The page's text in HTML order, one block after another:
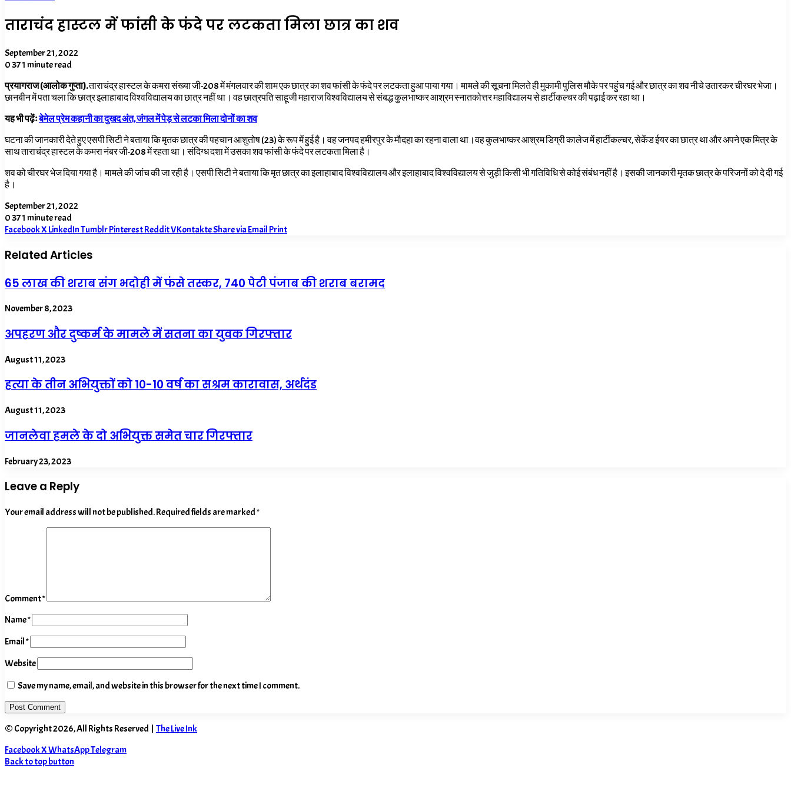
ताराचंद हास्टल में फांसी के फंदे पर लटकता मिला छात्र का शव
September 21, 2022
0371 minute read
प्रयागराज (आलोक गुप्ता).ताराचंद्र हास्टल के कमरा संख्या जी-208 में मंगलवार की शाम एक छात्र का शव फांसी के फंदे पर लटकता हुआ पाया गया। मामले की सूचना मिलते ही मुकामी पुलिस मौके पर पहुंच गई और छात्र का शव नीचे उतारकर चीरघर भेजा।
छानबीन में पता चला कि छात्र इलाहाबाद विश्वविद्यालय का छात्र नहीं था। वह छात्रपति साहूजी महाराज विश्वविद्यालय से संबद्ध कुलभाष्कर आश्रम स्नातकोत्तर महाविद्यालय से हार्टीकल्चर की पढ़ाई कर रहा था।
यह भी पढ़ेंःबेमेल प्रेम कहानी का दुखद अंत, जंगल में पेड़ से लटका मिला दोनों का शव
घटना की जानकारी देते हुए एसपी सिटी ने बताया कि मृतक छात्र की पहचान आशुतोष (23) के रूप में हुई है। वह जनपद हमीरपुर के मौदहा का रहना वाला था।वह कुलभाष्कर आश्रम डिग्री कालेज में हार्टीकल्चर, सेकेंड ईयर का छात्र था और अपने एक मित्र के
साथ ताराचंद्र हास्टल के कमरा नंबर जी-208 में रहता था। संदिग्ध दशा में उसका शव फांसी के फंदे पर लटकता मिला है।
शव को चीरघर भेज दिया गया है। मामले की जांच की जा रही है। एसपी सिटी ने बताया कि मृत छात्र का इलाहाबाद विश्वविद्यालय और इलाहाबाद विश्वविद्यालय से जुड़ी किसी भी गतिविधि से कोई संबंध नहीं है। इसकी जानकारी मृतक छात्र के परिजनों को दे दी गई
है।
September 21, 2022
0371 minute read
FacebookXLinkedInTumblrPinterestRedditVKontakteShare via Email Print
Related Articles
65 लाख की शराब संग भदोही में फंसे तस्कर, 740 पेटी पंजाब की शराब बरामद
November 8, 2023
अपहरण और दुष्कर्म के मामले में सतना का युवक गिरफ्तार
August 11, 2023
हत्या के तीन अभियुक्तों को 10-10 वर्ष का सश्रम कारावास, अर्थदंड
August 11, 2023
जानलेवा हमले के दो अभियुक्त समेत चार गिरफ्तार
February 23, 2023
Leave a Reply
Your email address will not be published.Required fields are marked*
Comment*
Name*
Email*
Website
Save my name, email, and website in this browser for the next time I comment.
© Copyright 2026, All Rights Reserved | The Live Ink
FacebookXWhatsAppTelegram
Back to top button